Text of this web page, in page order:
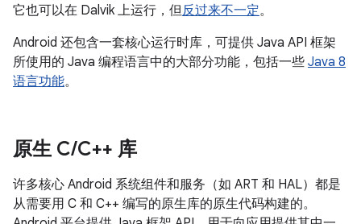
它也可以在 Dalvik 上运行，但反过来不一定。
Android 还包含一套核心运行时库，可提供 Java API 框架
所使用的 Java 编程语言中的大部分功能，包括一些 Java 8
语言功能。
原生 C/C++ 库
许多核心 Android 系统组件和服务（如 ART 和 HAL）都是
从需要用 C 和 C++ 编写的原生库的原生代码构建的。